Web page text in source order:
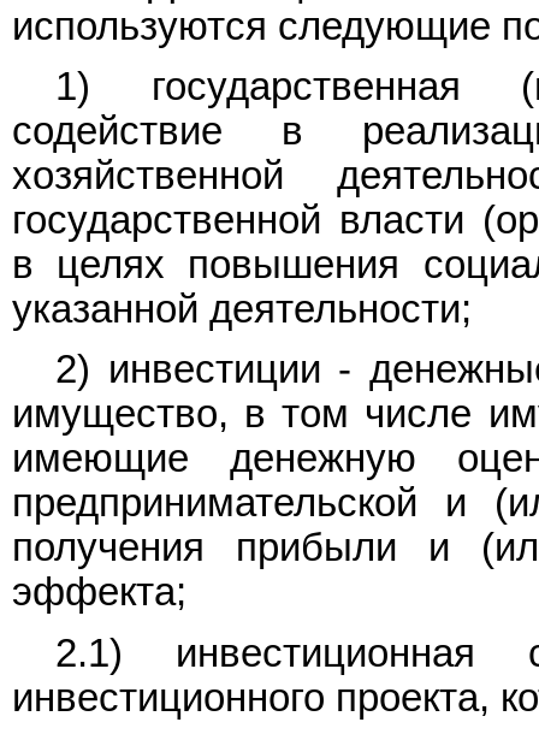
используются следующие
1) государственная
содействие в
хозяйственной
государственной власти
в целях повышения
указанной деятельности;
2) инвестиции -
имущество, в том числе
имеющие денежную
предпринимательской и
получения прибыли и
эффекта;
2.1) инвестиционная
инвестиционного проекта,